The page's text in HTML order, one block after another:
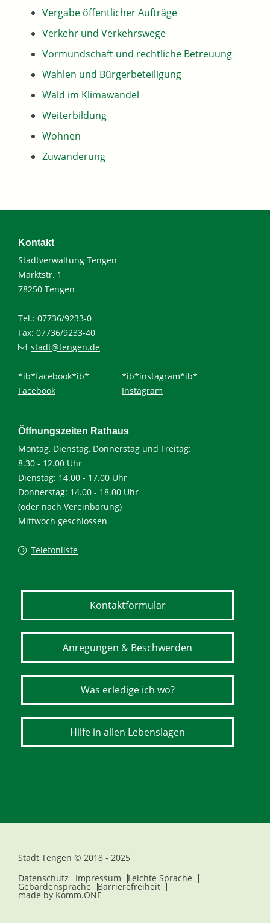
Vergabe öffentlicher Aufträge
Verkehr und Verkehrswege
Vormundschaft und rechtliche Betreuung
Wahlen und Bürgerbeteiligung
Wald im Klimawandel
Weiterbildung
Wohnen
Zuwanderung
Kontakt
Stadtverwaltung Tengen
Marktstr. 1
78250 Tengen
Tel.: 07736/9233-0
Fax: 07736/9233-40
stadt@tengen.de
*ib*facebook*ib*
Facebook
*ib*instagram*ib*
Instagram
Öffnungszeiten Rathaus
Montag, Dienstag, Donnerstag und Freitag:
8.30 - 12.00 Uhr
Dienstag: 14.00 - 17.00 Uhr
Donnerstag: 14.00 - 18.00 Uhr
(oder nach Vereinbarung)
Mittwoch geschlossen
Telefonliste
Kontaktformular
Anregungen & Beschwerden
Was erledige ich wo?
Hilfe in allen Lebenslagen
Stadt Tengen © 2018 - 2025
Datenschutz
Impressum Leichte Sprache
Gebärdensprache Barrierefreiheit
made by Komm.ONE